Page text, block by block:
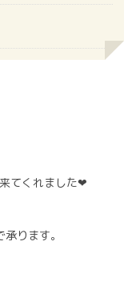
てくれました❤︎
ります。